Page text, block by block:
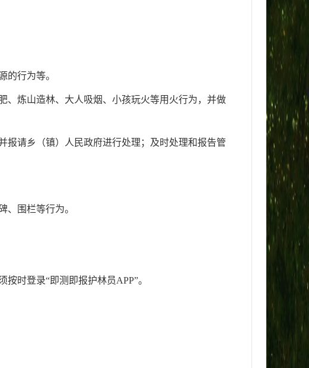
的行为等。
、炼山造林、大人吸烟、小孩玩火等用火行为，并做
报请乡（镇）人民政府进行处理；及时处理和报告管
、围栏等行为。
时登录“即测即报护林员APP”。